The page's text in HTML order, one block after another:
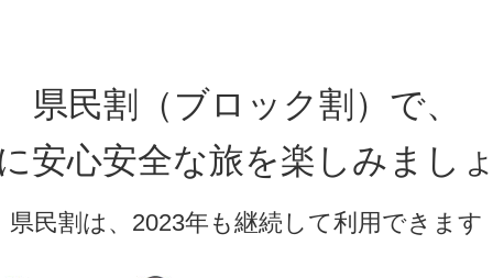
県民割（ブロック割）で、
安心安全な旅を楽しみまし
県民割は、2023年も継続して利用できます